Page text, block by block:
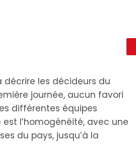
les décideurs du
journée, aucun favori
différentes équipes
l’homogénéité, avec une
du pays, jusqu’à la